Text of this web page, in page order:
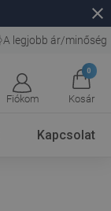
close
A legjobb ár/minőség
Fiókom
0
Kosár
Kapcsolat